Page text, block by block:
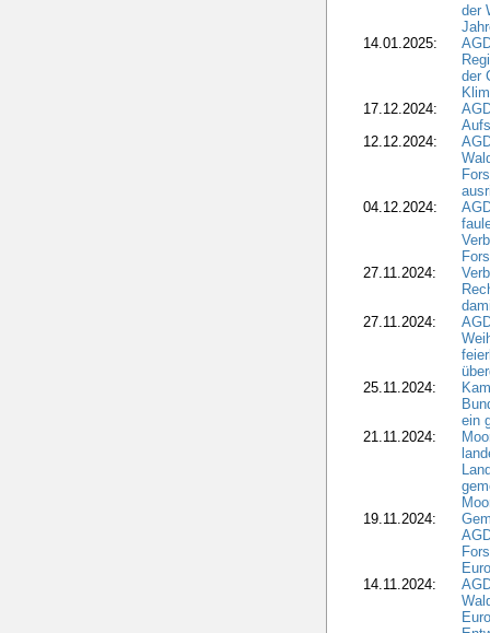
der
14.01.2025:
der
17.12.2024:
12.12.2024:
04.12.2024:
27.11.2024:
27.11.2024:
25.11.2024:
ein
21.11.2024:
19.11.2024:
14.11.2024: